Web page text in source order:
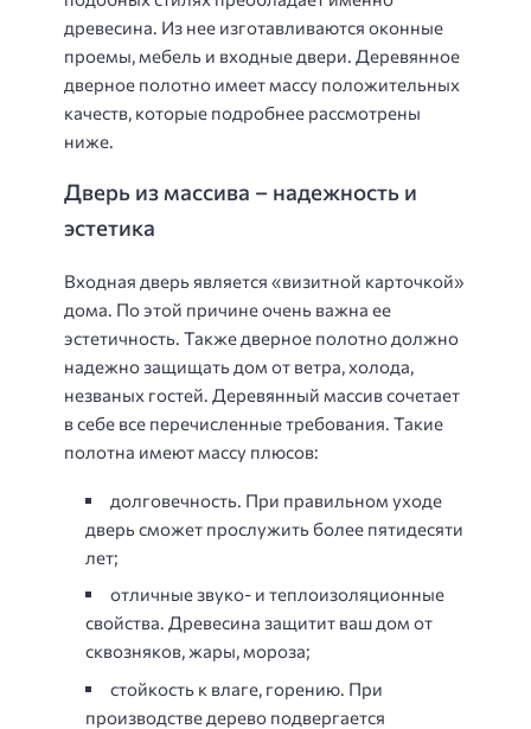
древесина. Из нее изготавливаются оконные
проемы, мебель и входные двери. Деревянное
дверное полотно имеет массу положительных
качеств, которые подробнее рассмотрены
ниже.
Дверь из массива – надежность и
эстетика
Входная дверь является «визитной карточкой»
дома. По этой причине очень важна ее
эстетичность. Также дверное полотно должно
надежно защищать дом от ветра, холода,
незваных гостей. Деревянный массив сочетает
в себе все перечисленные требования. Такие
полотна имеют массу плюсов:
долговечность. При правильном уходе
дверь сможет прослужить более пятидесяти
лет;
отличные звуко- и теплоизоляционные
свойства. Древесина защитит ваш дом от
сквозняков, жары, мороза;
стойкость к влаге, горению. При
производстве дерево подвергается